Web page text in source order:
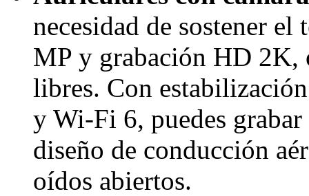
necesidad de sostener
MP y grabación HD 2K,
libres. Con
y Wi-Fi 6, puedes
diseño de conducción
oídos abiertos.